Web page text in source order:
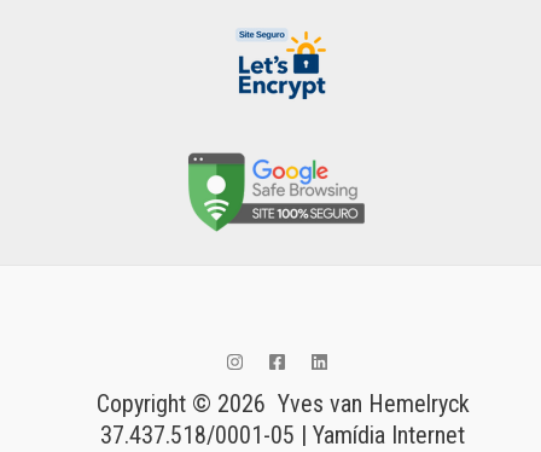
Copyright © 2026 Yves van Hemelryck
37.437.518/0001-05 | Yamídia Internet